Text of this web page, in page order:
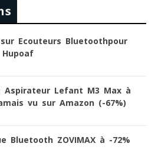
Ecouteurs Bluetoothpour
Aspirateur Lefant M3 Max à
vu sur Amazon (-67%)
Bluetooth ZOVIMAX à -72%